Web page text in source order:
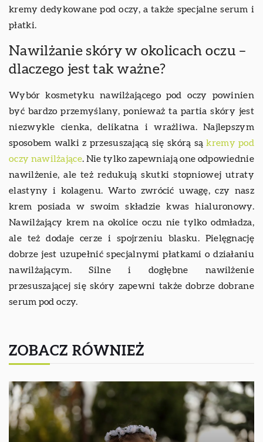
kremy dedykowane pod oczy, a także specjalne serum i
płatki.
Nawilżanie skóry w okolicach oczu –
dlaczego jest tak ważne?
Wybór kosmetyku nawilżającego pod oczy powinien
być bardzo przemyślany, ponieważ ta partia skóry jest
niezwykle cienka, delikatna i wrażliwa. Najlepszym
sposobem walki z przesuszającą się skórą sąkremy pod
oczy nawilżające. Nie tylko zapewniają one odpowiednie
nawilżenie, ale też redukują skutki stopniowej utraty
elastyny i kolagenu. Warto zwrócić uwagę, czy nasz
krem posiada w swoim składzie kwas hialuronowy.
Nawilżający krem na okolice oczu nie tylko odmładza,
ale też dodaje cerze i spojrzeniu blasku. Pielęgnację
dobrze jest uzupełnić specjalnymi płatkami o działaniu
nawilżającym. Silne i dogłębne nawilżenie
przesuszającej się skóry zapewni także dobrze dobrane
serum pod oczy.
ZOBACZ RÓWNIEŻ